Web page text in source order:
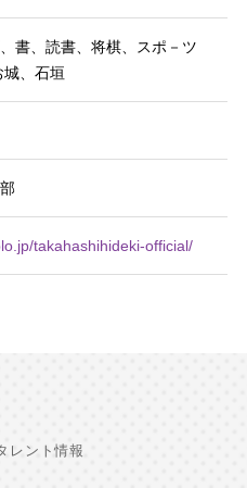
書、読書、将棋、スポ－ツ
、石垣
takahashihideki-official/
レント情報